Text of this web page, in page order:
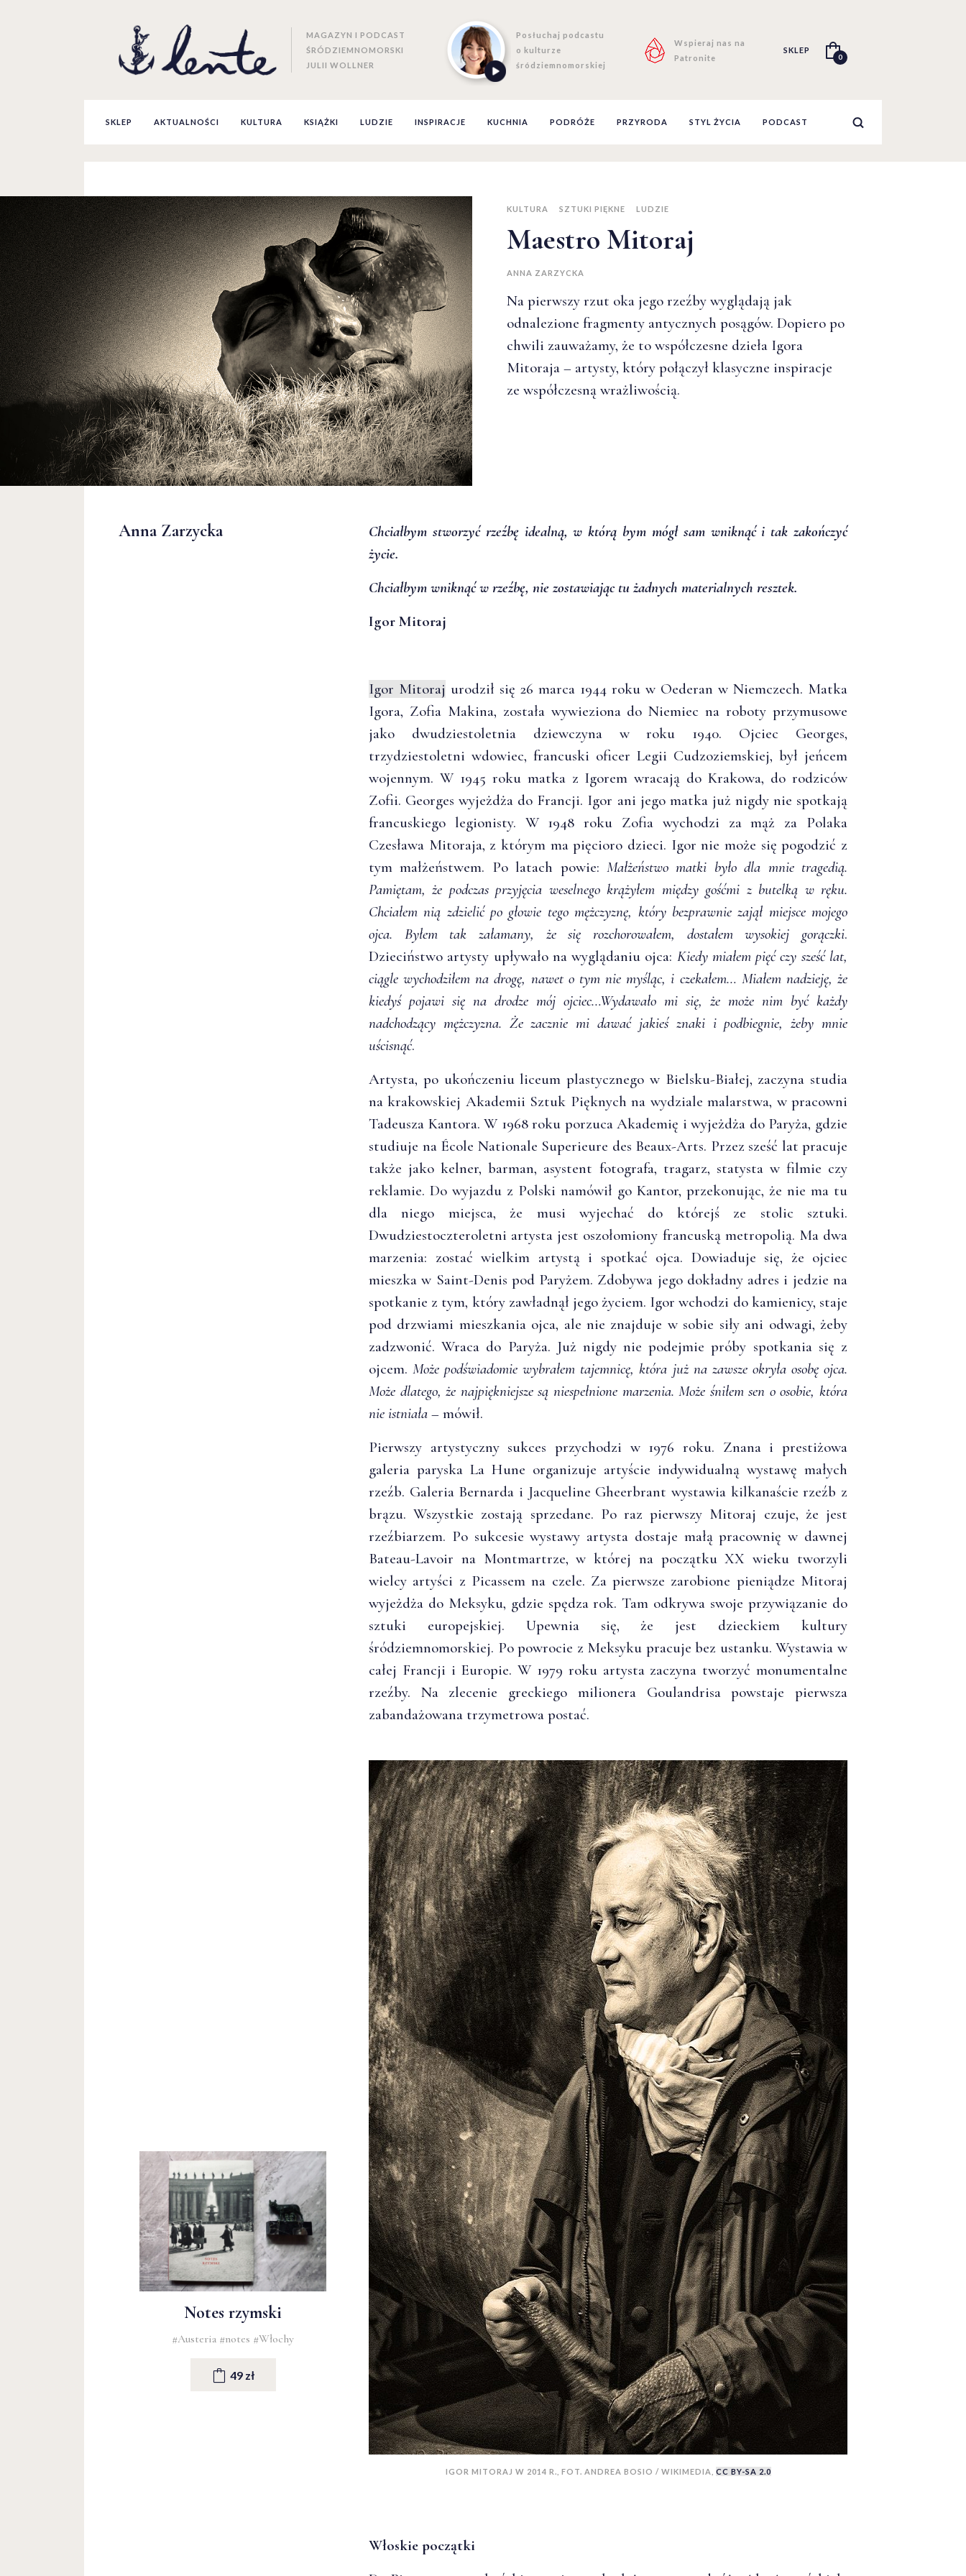
MAGAZYN I PODCAST
ŚRÓDZIEMNOMORSKI
JULII WOLLNER
Posłuchaj podcastu
o kulturze
śródziemnomorskiej
Wspieraj nas na
Patronite
SKLEP
0
SKLEP AKTUALNOŚCI KULTURA KSIĄŻKI LUDZIE INSPIRACJE KUCHNIA PODRÓŻE PRZYRODA STYL ŻYCIA PODCAST
KULTURA SZTUKI PIĘKNE LUDZIE
Maestro Mitoraj
ANNA ZARZYCKA
Na pierwszy rzut oka jego rzeźby wyglądają jak
odnalezione fragmenty antycznych posągów. Dopiero po
chwili zauważamy, że to współczesne dzieła Igora
Mitoraja – artysty, który połączył klasyczne inspiracje
ze współczesną wrażliwością.
Anna Zarzycka
Notes rzymski
#Austeria #notes #Włochy
49 zł
Chciałbym stworzyć rzeźbę idealną, w którą bym mógł sam wniknąć i tak zakończyć
życie.
Chciałbym wniknąć w rzeźbę, nie zostawiając tu żadnych materialnych resztek.
Igor Mitoraj
Igor Mitoraj urodził się 26 marca 1944 roku w Oederan w Niemczech. Matka
Igora, Zofia Makina, została wywieziona do Niemiec na roboty przymusowe
jako dwudziestoletnia dziewczyna w roku 1940. Ojciec Georges,
trzydziestoletni wdowiec, francuski oficer Legii Cudzoziemskiej, był jeńcem
wojennym. W 1945 roku matka z Igorem wracają do Krakowa, do rodziców
Zofii. Georges wyjeżdża do Francji. Igor ani jego matka już nigdy nie spotkają
francuskiego legionisty. W 1948 roku Zofia wychodzi za mąż za Polaka
Czesława Mitoraja, z którym ma pięcioro dzieci. Igor nie może się pogodzić z
tym małżeństwem. Po latach powie: Małżeństwo matki było dla mnie tragedią.
Pamiętam, że podczas przyjęcia weselnego krążyłem między gośćmi z butelką w ręku.
Chciałem nią zdzielić po głowie tego mężczyznę, który bezprawnie zajął miejsce mojego
ojca. Byłem tak załamany, że się rozchorowałem, dostałem wysokiej gorączki.
Dzieciństwo artysty upływało na wyglądaniu ojca: Kiedy miałem pięć czy sześć lat,
ciągle wychodziłem na drogę, nawet o tym nie myśląc, i czekałem… Miałem nadzieję, że
kiedyś pojawi się na drodze mój ojciec…Wydawało mi się, że może nim być każdy
nadchodzący mężczyzna. Że zacznie mi dawać jakieś znaki i podbiegnie, żeby mnie
uścisnąć.
Artysta, po ukończeniu liceum plastycznego w Bielsku-Białej, zaczyna studia
na krakowskiej Akademii Sztuk Pięknych na wydziale malarstwa, w pracowni
Tadeusza Kantora. W 1968 roku porzuca Akademię i wyjeżdża do Paryża, gdzie
studiuje na École Nationale Superieure des Beaux-Arts. Przez sześć lat pracuje
także jako kelner, barman, asystent fotografa, tragarz, statysta w filmie czy
reklamie. Do wyjazdu z Polski namówił go Kantor, przekonując, że nie ma tu
dla niego miejsca, że musi wyjechać do którejś ze stolic sztuki.
Dwudziestoczteroletni artysta jest oszołomiony francuską metropolią. Ma dwa
marzenia: zostać wielkim artystą i spotkać ojca. Dowiaduje się, że ojciec
mieszka w Saint-Denis pod Paryżem. Zdobywa jego dokładny adres i jedzie na
spotkanie z tym, który zawładnął jego życiem. Igor wchodzi do kamienicy, staje
pod drzwiami mieszkania ojca, ale nie znajduje w sobie siły ani odwagi, żeby
zadzwonić. Wraca do Paryża. Już nigdy nie podejmie próby spotkania się z
ojcem.Może podświadomie wybrałem tajemnicę, która już na zawsze okryła osobę ojca.
Może dlatego, że najpiękniejsze są niespełnione marzenia. Może śniłem sen o osobie, która
nie istniała – mówił.
Pierwszy artystyczny sukces przychodzi w 1976 roku. Znana i prestiżowa
galeria paryska La Hune organizuje artyście indywidualną wystawę małych
rzeźb. Galeria Bernarda i Jacqueline Gheerbrant wystawia kilkanaście rzeźb z
brązu. Wszystkie zostają sprzedane. Po raz pierwszy Mitoraj czuje, że jest
rzeźbiarzem. Po sukcesie wystawy artysta dostaje małą pracownię w dawnej
Bateau-Lavoir na Montmartrze, w której na początku XX wieku tworzyli
wielcy artyści z Picassem na czele. Za pierwsze zarobione pieniądze Mitoraj
wyjeżdża do Meksyku, gdzie spędza rok. Tam odkrywa swoje przywiązanie do
sztuki europejskiej. Upewnia się, że jest dzieckiem kultury
śródziemnomorskiej. Po powrocie z Meksyku pracuje bez ustanku. Wystawia w
całej Francji i Europie. W 1979 roku artysta zaczyna tworzyć monumentalne
rzeźby. Na zlecenie greckiego milionera Goulandrisa powstaje pierwsza
zabandażowana trzymetrowa postać.
IGOR MITORAJ W 2014 R., FOT. ANDREA BOSIO / WIKIMEDIA, CC BY-SA 2.0
Włoskie początki